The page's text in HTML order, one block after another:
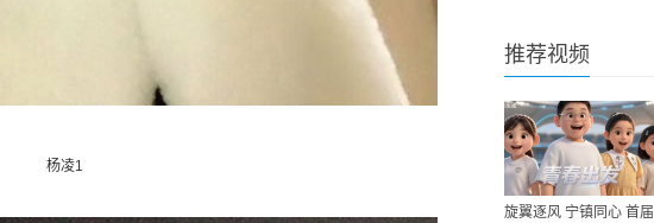
杨凌1
推荐视频
旋翼逐风 宁镇同心 首届